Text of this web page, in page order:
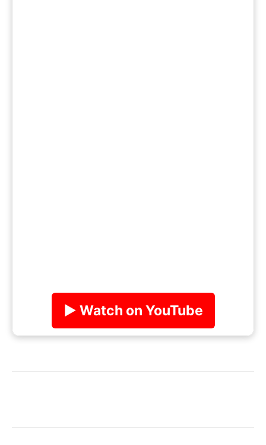
▶ Watch on YouTube